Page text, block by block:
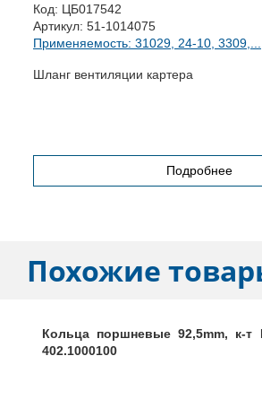
Код: ЦБ017542
Артикул: 51-1014075
Применяемость: 31029, 24-10, 3309,...
Шланг вентиляции картера
Подробнее
Похожие
Кольца поршневые 92,5mm, к-т
402.1000100